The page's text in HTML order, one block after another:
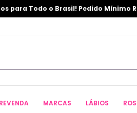
para Todo o Brasil! Pedido Mínimo
MARCAS LÁBIOS